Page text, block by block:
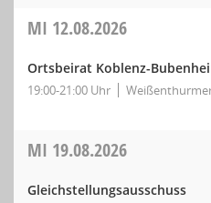
MI 12.08.2026
Ortsbeirat Koblenz-
19:00-21:00 Uhr
MI 19.08.2026
Gleichstellungsausschuss